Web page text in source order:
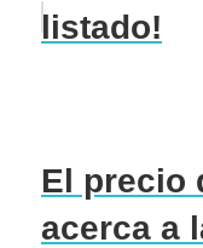
listado!
El precio
acerca a